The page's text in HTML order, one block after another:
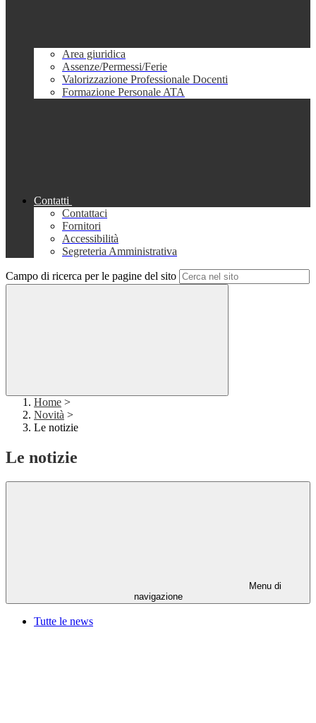
Area giuridica
Assenze/Permessi/Ferie
Valorizzazione Professionale Docenti
Formazione Personale ATA
Contatti
Contattaci
Fornitori
Accessibilità
Segreteria Amministrativa
Campo di ricerca per le pagine del sito
Home >
Novità >
Le notizie
Le notizie
Menu di
navigazione
Tutte le news